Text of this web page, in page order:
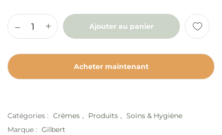
Ajouter au panier
Acheter maintenant
Catégories : Crèmes , Produits , Soins & Hygiène
Marque : Gilbert